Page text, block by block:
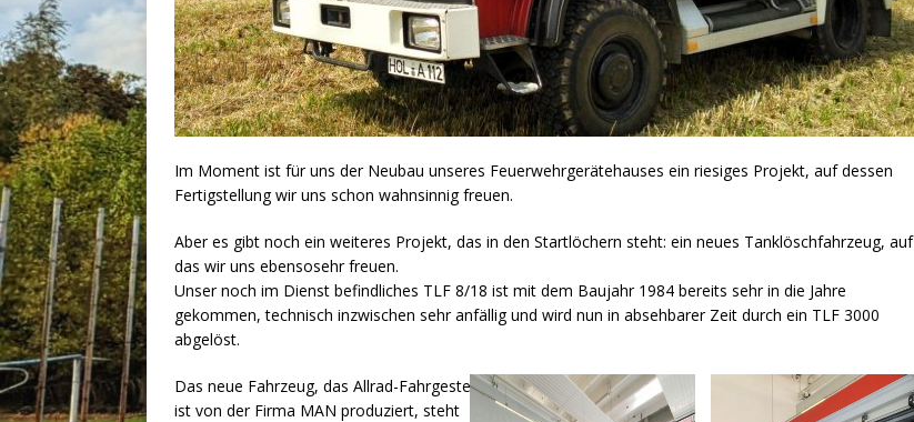
Im Moment ist für uns der Neubau unseres Feuerwehrgerätehauses ein riesiges Projekt, auf dessen
Fertigstellung wir uns schon wahnsinnig freuen.
Aber es gibt noch ein weiteres Projekt, das in den Startlöchern steht: ein neues Tanklöschfahrzeug, auf
das wir uns ebensosehr freuen.
Unser noch im Dienst befindliches TLF 8/18 ist mit dem Baujahr 1984 bereits sehr in die Jahre
gekommen, technisch inzwischen sehr anfällig und wird nun in absehbarer Zeit durch ein TLF 3000
abgelöst.
Das neue Fahrzeug, das Allrad-Fahrgestell
ist von der Firma MAN produziert, steht